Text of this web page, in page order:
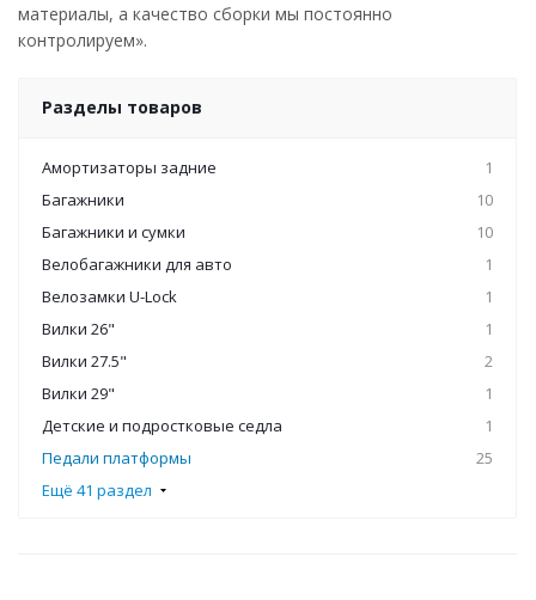
материалы, а качество сборки мы постоянно
контролируем».
Разделы товаров
Амортизаторы задние
1
Багажники
10
Багажники и сумки
10
Велобагажники для авто
1
Велозамки U-Lock
1
Вилки 26"
1
Вилки 27.5"
2
Вилки 29"
1
Детские и подростковые седла
1
Педали платформы
25
Ещё 41 раздел